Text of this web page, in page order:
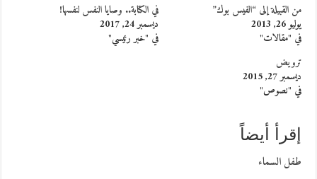
من القبيلة إلى “الفيس بوك”
يوليو 26, 2013
في "مقالات"
في الكتابة.. وصايا النفس لنفسها!
ديسمبر 24, 2017
في "خبر رئيسي"
ترويض
ديسمبر 27, 2015
في "نصوص"
إقرأ أيضاً
طفل السماء